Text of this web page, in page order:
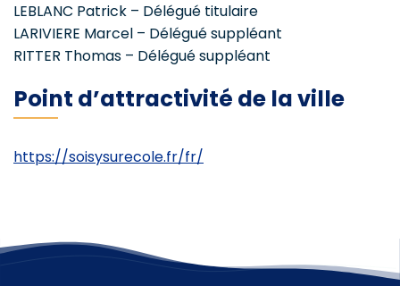
LEBLANC Patrick – Délégué titulaire
LARIVIERE Marcel – Délégué suppléant
RITTER Thomas – Délégué suppléant
Point d’attractivité de la ville
https://soisysurecole.fr/fr/